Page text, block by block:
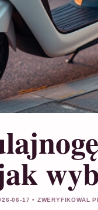
06-17 • ZWERYFIKOWAL